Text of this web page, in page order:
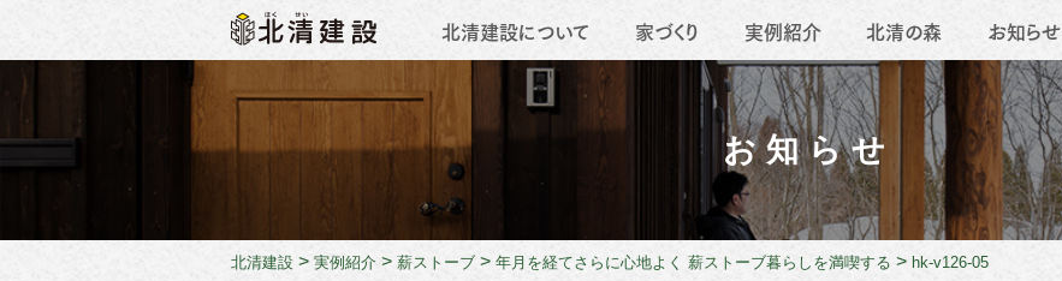
北清建設について
会社概要 職人たち
家づくり 実例紹介
薪ストーブ 移住 リフォーム
北清の森 お知らせ
お知らせ
北清建設 > 実例紹介 > 薪ストーブ > 年月を経てさらに心地よく 薪ストーブ暮らしを満喫する > hk-v126-05